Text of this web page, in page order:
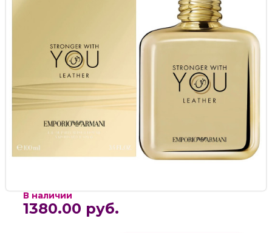
В наличии
1380.00 руб.